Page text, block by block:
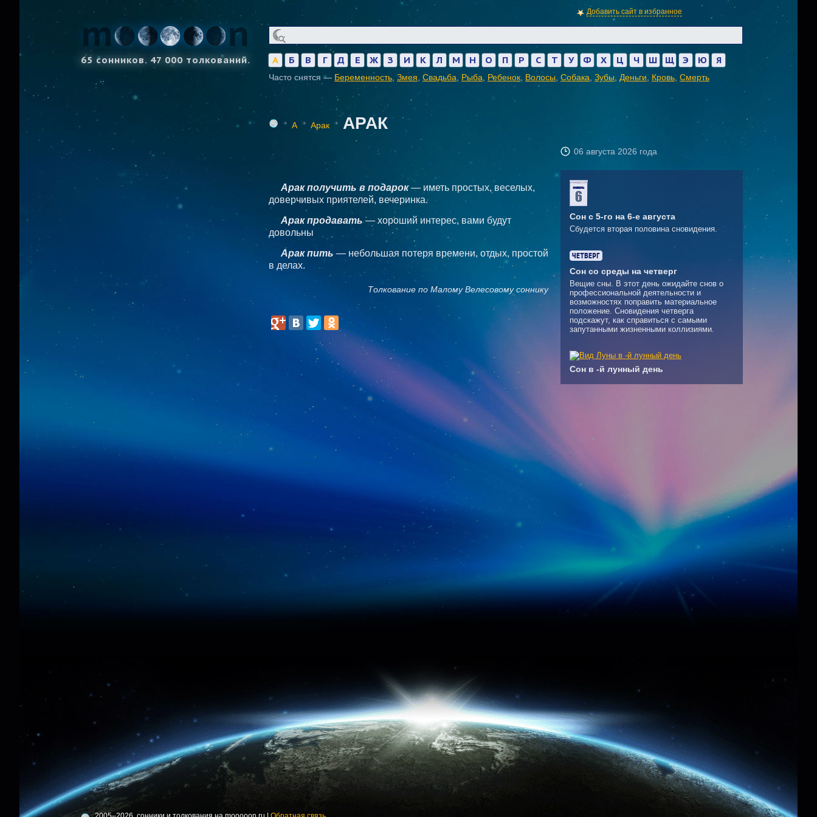
Добавить сайт в избранное
65 сонников. 47 000 толкований. А Б В Г Д Е Ж З И К Л М Н О П Р С Т У Ф Х Ц Ч Ш Щ Э Ю Я
Часто снятся — Беременность Змея Свадьба Рыба Ребенок Волосы Собака Зубы Деньги Кровь Смерть
А Арак АРАК
06 августа 2026 года
Арак получить в подарок— иметь простых, веселых,
доверчивых приятелей, вечеринка.
Арак продавать— хороший интерес, вами будут
довольны
Арак пить — небольшая потеря времени, отдых, простой
в делах.
Толкование по Малому Велесовому соннику
Сон с 5-го на 6-е августа
Сбудется вторая половина сновидения.
Сон со среды на четверг
Вещие сны. В этот день ожидайте снов о
профессиональной деятельности и
возможностях поправить материальное
положение. Сновидения четверга
подскажут, как справиться с самыми
запутанными жизненными коллизиями.
Сон в -й лунный день